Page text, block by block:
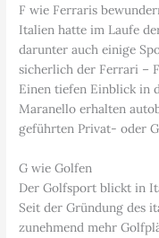
F wie Ferraris
Italien hatte im Laufe
darunter auch einige
sicherlich der Ferrari –
Einen tiefen Einblick in
Maranello erhalten
geführten Privat- oder
G wie Golfen
Der Golfsport blickt in
Seit der Gründung des
zunehmend mehr